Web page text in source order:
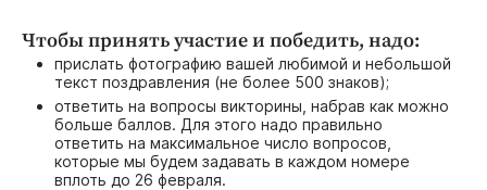
Чтобы принять участие и победить, надо:
прислать фотографию вашей любимой и небольшой
текст поздравления (не более 500 знаков);
ответить на вопросы викторины, набрав как можно
больше баллов. Для этого надо правильно
ответить на максимальное число вопросов,
которые мы будем задавать в каждом номере
вплоть до 26 февраля.